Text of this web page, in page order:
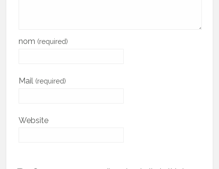
nom (required)
Mail (required)
Website